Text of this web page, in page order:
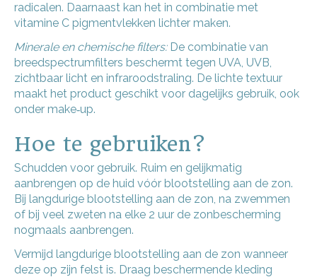
radicalen. Daarnaast kan het in combinatie met
vitamine C pigmentvlekken lichter maken.
Minerale en chemische filters:De combinatie van
breedspectrumfilters beschermt tegen UVA, UVB,
zichtbaar licht en infraroodstraling. De lichte textuur
maakt het product geschikt voor dagelijks gebruik, ook
onder make‑up.
Hoe te gebruiken?
Schudden voor gebruik. Ruim en gelijkmatig
aanbrengen op de huid vóór blootstelling aan de zon.
Bij langdurige blootstelling aan de zon, na zwemmen
of bij veel zweten na elke 2 uur de zonbescherming
nogmaals aanbrengen.
Vermijd langdurige blootstelling aan de zon wanneer
deze op zijn felst is. Draag beschermende kleding